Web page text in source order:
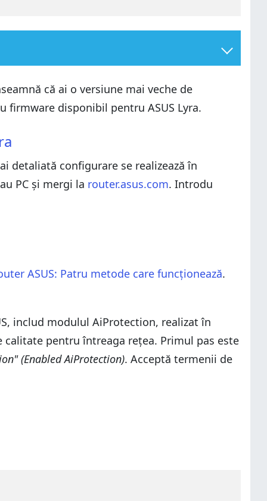
că ai o versiune mai veche de
firmware disponibil pentru ASUS Lyra.
detaliată configurare se realizează în
PC și mergi la router.asus.com. Introdu
ASUS: Patru metode care funcționează.
includ modulul AiProtection, realizat în
pentru întreaga rețea. Primul pas este
(Enabled AiProtection). Acceptă termenii de